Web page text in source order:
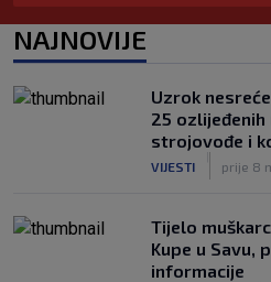
SK
|
8. kol.
VIDEO /
Kada pomoć
iznio
NAJNOVIJE
Uzrok
25
strojovođe i
VIJESTI prije 8
Tijelo
Kupe u Savu,
informacije